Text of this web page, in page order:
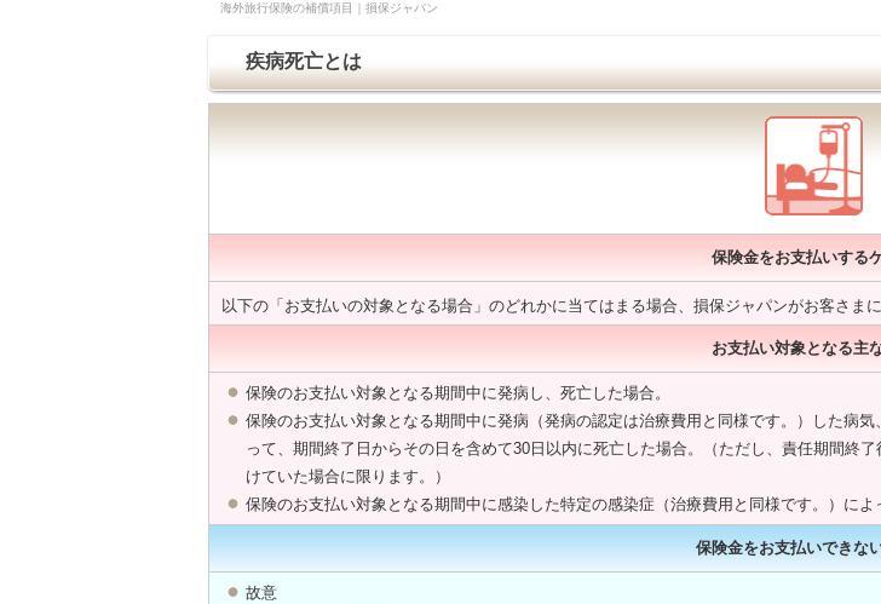
海外旅行保険の補償項目｜損保ジャパン
疾病死亡とは
保険金をお支払いする
以下の「お支払いの対象となる場合」のどれかに当てはまる場合、損保ジャパンがお客さま
お支払い対象となる主
保険のお支払い対象となる期間中に発病し、死亡した場合。
保険のお支払い対象となる期間中に発病（発病の認定は治療費用と同様です。）した病
って、期間終了日からその日を含めて30日以内に死亡した場合。（ただし、責任期間終
けていた場合に限ります。）
保険のお支払い対象となる期間中に感染した特定の感染症（治療費用と同様です。）に
保険金をお支払いできな
故意